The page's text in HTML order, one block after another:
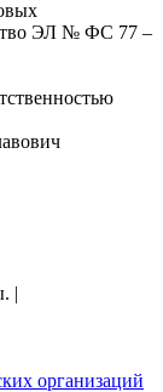
ЭЛ № ФС 77 –
|
организаций